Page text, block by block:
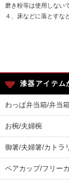
磨き粉等は使用しない
４、床などに落とすな
漆器アイテム
わっぱ弁当箱/弁当
お椀/夫婦椀
御箸/夫婦箸/カトラ
ペアカップ/フリー